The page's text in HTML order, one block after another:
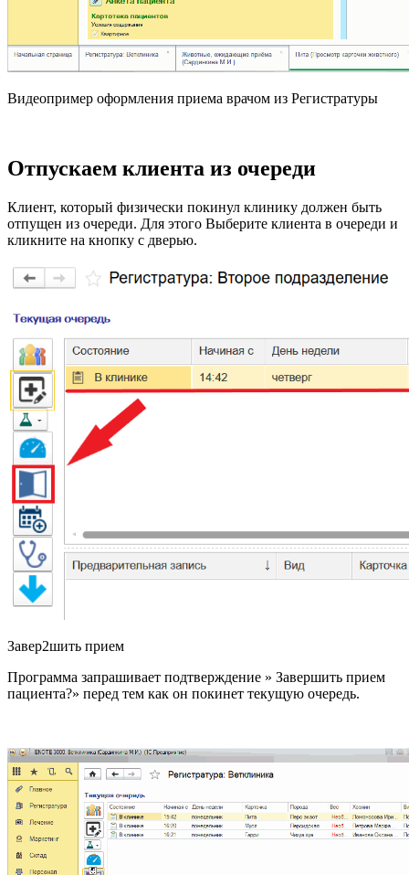
Видеопример оформления приема врачом из Регистратуры
Отпускаем клиента из очереди
Клиент, который физически покинул клинику должен быть
отпущен из очереди. Для этого Выберите клиента в очереди и
кликните на кнопку с дверью.
Завер2шить прием
Программа запрашивает подтверждение » Завершить прием
пациента?» перед тем как он покинет текущую очередь.